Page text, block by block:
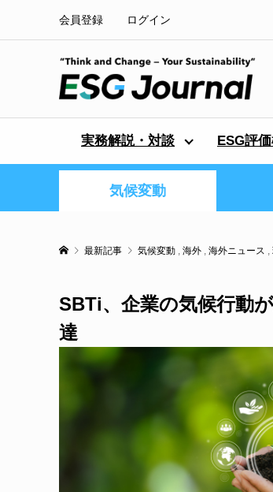
会員登録 ログイン
実務解説・対談 ESG評
気候変動
最新記事 気候変動 , 海外 , 海外ニュース ,
SBTi、企業の気候行動
達